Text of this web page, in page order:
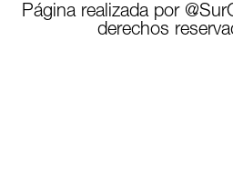
Página realizada por
derechos